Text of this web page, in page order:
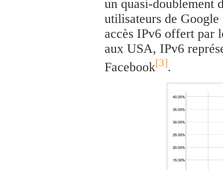
un quasi-doublement
utilisateurs de
accès IPv6 offert par
aux USA, IPv6
Facebook[3].